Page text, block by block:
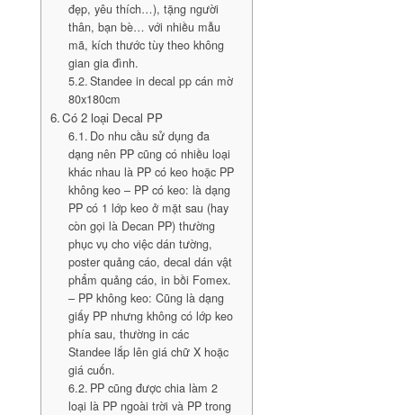
đẹp, yêu thích…), tặng người
thân, bạn bè… với nhiều mẫu
mã, kích thước tùy theo không
gian gia đình.
Standee in decal pp cán mờ
80x180cm
Có 2 loại Decal PP
Do nhu cầu sử dụng đa
dạng nên PP cũng có nhiều loại
khác nhau là PP có keo hoặc PP
không keo – PP có keo: là dạng
PP có 1 lớp keo ở mặt sau (hay
còn gọi là Decan PP) thường
phục vụ cho việc dán tường,
poster quảng cáo, decal dán vật
phẩm quảng cáo, in bồi Fomex.
– PP không keo: Cũng là dạng
giấy PP nhưng không có lớp keo
phía sau, thường in các
Standee lắp lên giá chữ X hoặc
giá cuốn.
PP cũng được chia làm 2
loại là PP ngoài trời và PP trong